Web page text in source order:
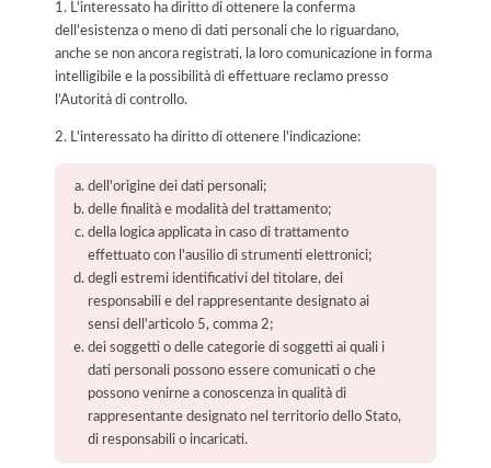
1. L'interessato ha diritto di ottenere la conferma
dell'esistenza o meno di dati personali che lo riguardano,
anche se non ancora registrati, la loro comunicazione in forma
intelligibile e la possibilità di effettuare reclamo presso
l’Autorità di controllo.
2. L'interessato ha diritto di ottenere l'indicazione:
dell'origine dei dati personali;
delle finalità e modalità del trattamento;
della logica applicata in caso di trattamento
effettuato con l'ausilio di strumenti elettronici;
degli estremi identificativi del titolare, dei
responsabili e del rappresentante designato ai
sensi dell'articolo 5, comma 2;
dei soggetti o delle categorie di soggetti ai quali i
dati personali possono essere comunicati o che
possono venirne a conoscenza in qualità di
rappresentante designato nel territorio dello Stato,
di responsabili o incaricati.